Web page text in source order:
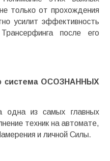
только от прохождения
усилит эффективность
после его
система ОСОЗНАННЫХ
одна из самых главных
техник на автомате,
и личной Силы.